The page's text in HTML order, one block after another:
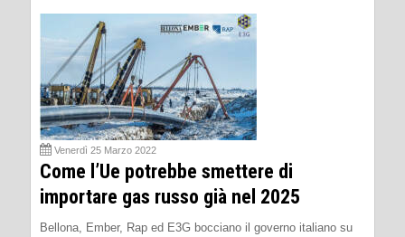
Venerdì 25 Marzo 2022
Come l’Ue potrebbe smettere di
importare gas russo già nel 2025
Bellona, Ember, Rap ed E3G bocciano il governo italiano su